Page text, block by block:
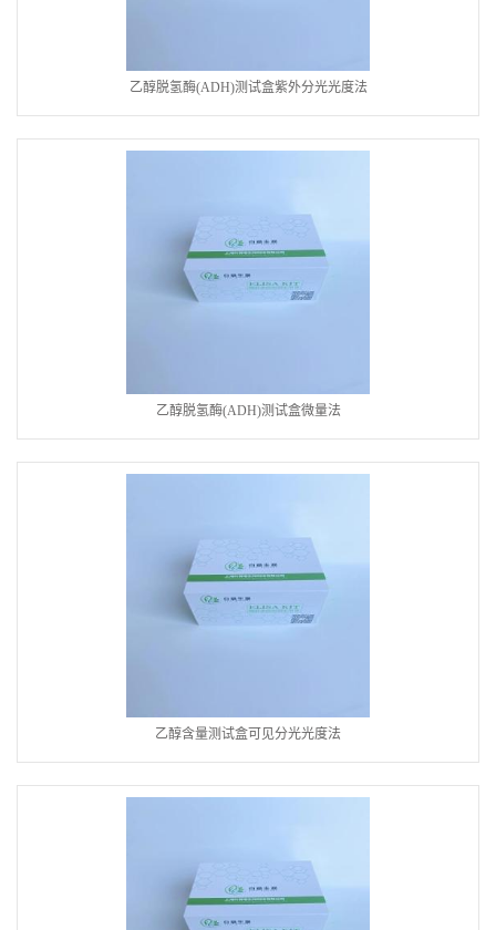
乙醇脱氢酶(ADH)测试盒紫外分光光度法
乙醇脱氢酶(ADH)测试盒微量法
乙醇含量测试盒可见分光光度法